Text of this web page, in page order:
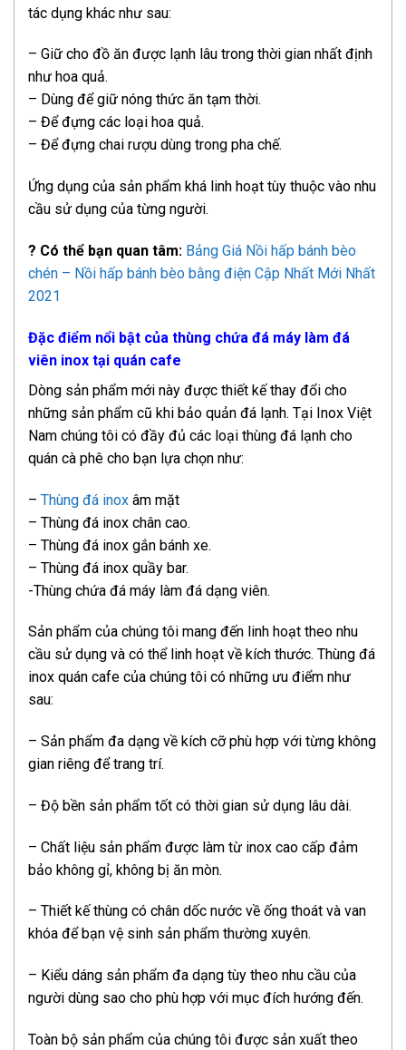
tác dụng khác như sau:
– Giữ cho đồ ăn được lạnh lâu trong thời gian nhất định
như hoa quả.
– Dùng để giữ nóng thức ăn tạm thời.
– Để đựng các loại hoa quả.
– Để đựng chai rượu dùng trong pha chế.
Ứng dụng của sản phẩm khá linh hoạt tùy thuộc vào nhu
cầu sử dụng của từng người.
? Có thể bạn quan tâm: Bảng Giá Nồi hấp bánh bèo
chén – Nồi hấp bánh bèo bằng điện Cập Nhất Mới Nhất
2021
Đặc điểm nổi bật của thùng chứa đá máy làm đá
viên inox tại quán cafe
Dòng sản phẩm mới này được thiết kế thay đổi cho
những sản phẩm cũ khi bảo quản đá lạnh. Tại Inox Việt
Nam chúng tôi có đầy đủ các loại thùng đá lạnh cho
quán cà phê cho bạn lựa chọn như:
– Thùng đá inox âm mặt
– Thùng đá inox chân cao.
– Thùng đá inox gắn bánh xe.
– Thùng đá inox quầy bar.
-Thùng chứa đá máy làm đá dạng viên.
Sản phẩm của chúng tôi mang đến linh hoạt theo nhu
cầu sử dụng và có thể linh hoạt về kích thước. Thùng đá
inox quán cafe của chúng tôi có những ưu điểm như
sau:
– Sản phẩm đa dạng về kích cỡ phù hợp với từng không
gian riêng để trang trí.
– Độ bền sản phẩm tốt có thời gian sử dụng lâu dài.
– Chất liệu sản phẩm được làm từ inox cao cấp đảm
bảo không gỉ, không bị ăn mòn.
– Thiết kế thùng có chân dốc nước về ống thoát và van
khóa để bạn vệ sinh sản phẩm thường xuyên.
– Kiểu dáng sản phẩm đa dạng tùy theo nhu cầu của
người dùng sao cho phù hợp với mục đích hướng đến.
Toàn bộ sản phẩm của chúng tôi được sản xuất theo